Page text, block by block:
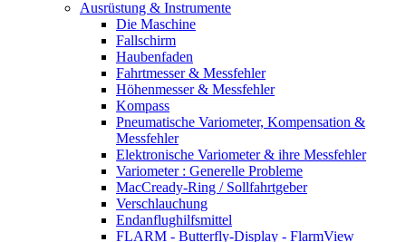
Ausrüstung & Instrumente
Die Maschine
Fallschirm
Haubenfaden
Fahrtmesser & Messfehler
Höhenmesser & Messfehler
Kompass
Pneumatische Variometer, Kompensation &
Messfehler
Elektronische Variometer & ihre Messfehler
Variometer : Generelle Probleme
MacCready-Ring / Sollfahrtgeber
Verschlauchung
Endanflughilfsmittel
FLARM - Butterfly-Display - FlarmView